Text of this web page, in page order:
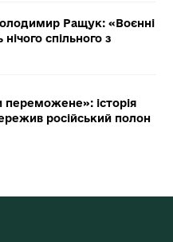
Ращук: «Воєнні
спільного з
історія
російський полон